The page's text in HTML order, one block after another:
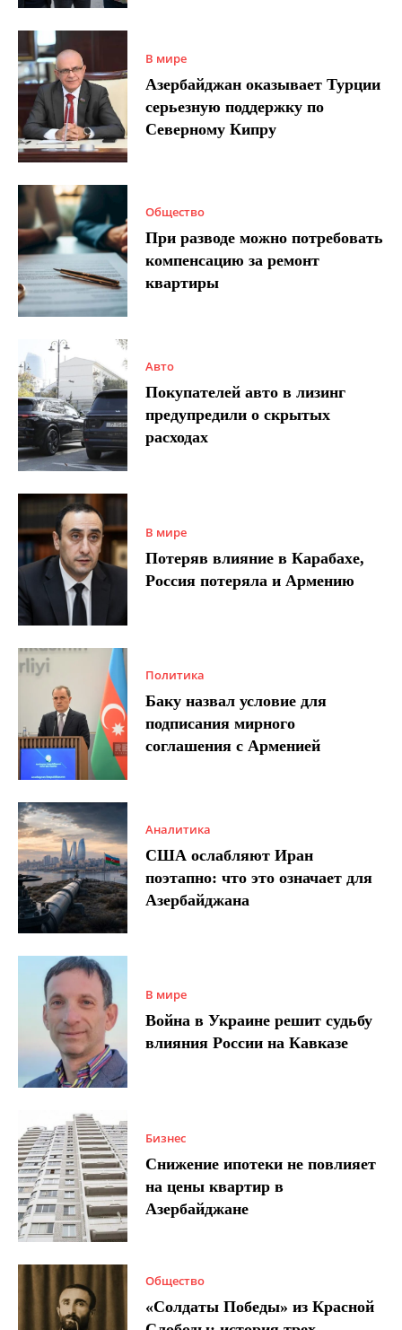
В мире
Азербайджан оказывает Турции
серьезную поддержку по
Северному Кипру
Общество
При разводе можно потребовать
компенсацию за ремонт
квартиры
Авто
Покупателей авто в лизинг
предупредили о скрытых
расходах
В мире
Потеряв влияние в Карабахе,
Россия потеряла и Армению
Политика
Баку назвал условие для
подписания мирного
соглашения с Арменией
Аналитика
США ослабляют Иран
поэтапно: что это означает для
Азербайджана
В мире
Война в Украине решит судьбу
влияния России на Кавказе
Бизнес
Снижение ипотеки не повлияет
на цены квартир в
Азербайджане
Общество
«Солдаты Победы» из Красной